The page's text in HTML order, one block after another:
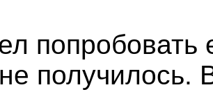
попробовать
получилось.